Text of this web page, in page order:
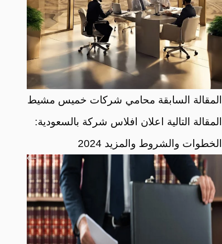
المقالة السابقة محامي شركات خميس مشيط
المقالة التالية
اعلان افلاس شركة بالسعودية:
الخطوات والشروط والمزيد 2024